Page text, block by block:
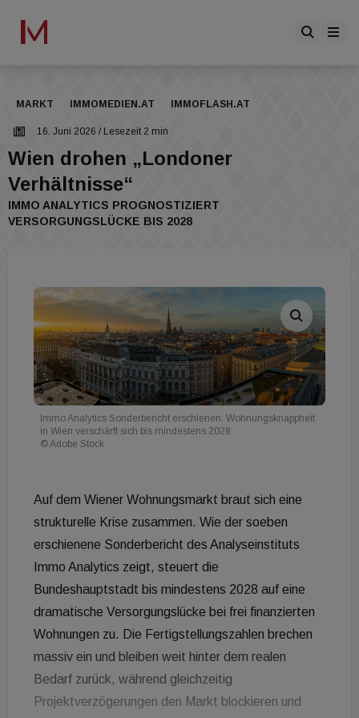
MARKT IMMOMEDIEN.AT IMMOFLASH.AT
16. Juni 2026 / Lesezeit 2 min
Wien drohen „Londoner
Verhältnisse“
IMMO ANALYTICS PROGNOSTIZIERT
VERSORGUNGSLÜCKE BIS 2028
Immo Analytics Sonderbericht erschienen: Wohnungsknappheit
in Wien verschärft sich bis mindestens 2028
© Adobe Stock
Auf dem Wiener Wohnungsmarkt braut sich eine
strukturelle Krise zusammen. Wie der soeben
erschienene Sonderbericht des Analyseinstituts
Immo Analytics zeigt, steuert die
Bundeshauptstadt bis mindestens 2028 auf eine
dramatische Versorgungslücke bei frei finanzierten
Wohnungen zu. Die Fertigstellungszahlen brechen
massiv ein und bleiben weit hinter dem realen
Bedarf zurück, während gleichzeitig
Projektverzögerungen den Markt blockieren und